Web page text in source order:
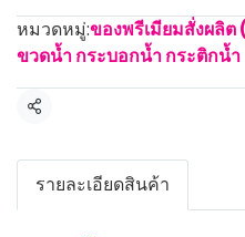
หมวดหมู่:ของพรีเมียมสั่งผลิ
ขวดน้ำ กระบอกน้ำ กระติกน้ำ
แชร์
รายละเอียดสินค้า